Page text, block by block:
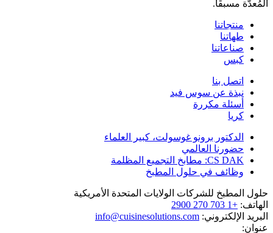
المُعدَّة مسبقًا.
منتجاتنا
طهاتنا
صناعاتنا
كبس
اتصل بنا
نبذة عن سوس فيد
أسئلة مكررة
كريا
الدكتور برونو غوسولت، كبير العلماء
حضورنا العالمي
CS DAK: مطابخ التجميع المظلمة
وظائف في حلول المطبخ
حلول المطبخ للشركات الولايات المتحدة الأمريكية
الهاتف: +1 703 270 2900
البريد الإلكتروني: info@cuisinesolutions.com
عنوان: